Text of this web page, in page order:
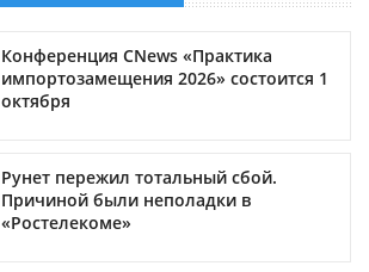
Конференция CNews «Практика
импортозамещения 2026» состоится 1
октября
Рунет пережил тотальный сбой.
Причиной были неполадки в
«Ростелекоме»